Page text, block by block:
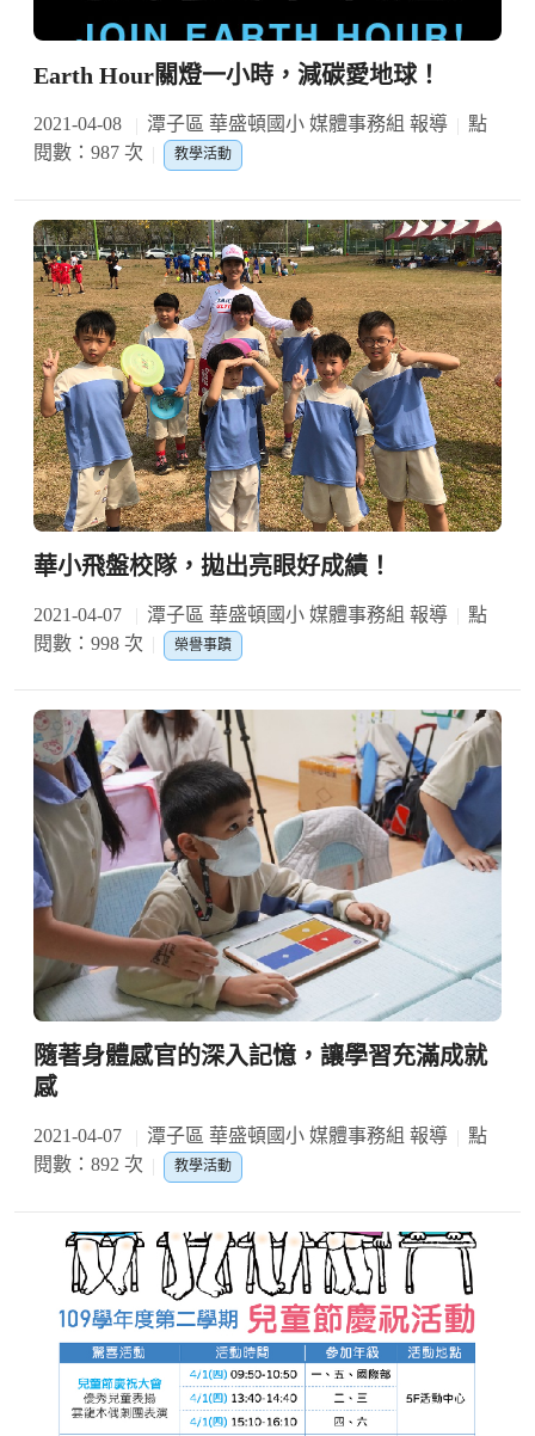
Earth Hour關燈一小時，減碳愛地球！
2021-04-08 潭子區 華盛頓國小 媒體事務組 報導
點
閱數：987 次
教學活動
華小飛盤校隊，拋出亮眼好成績！
2021-04-07 潭子區 華盛頓國小 媒體事務組 報導
點
閱數：998 次
榮譽事蹟
隨著身體感官的深入記憶，讓學習充滿成就
感
2021-04-07 潭子區 華盛頓國小 媒體事務組 報導
點
閱數：892 次
教學活動